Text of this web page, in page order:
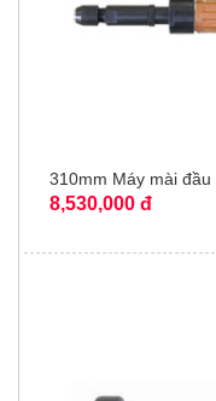
310mm Máy mài đầu
8,530,000 đ